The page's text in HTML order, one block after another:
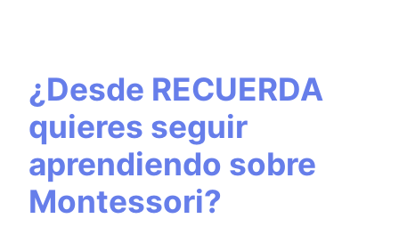
¿Desde RECUERDA
quieres seguir
aprendiendo sobre
Montessori?